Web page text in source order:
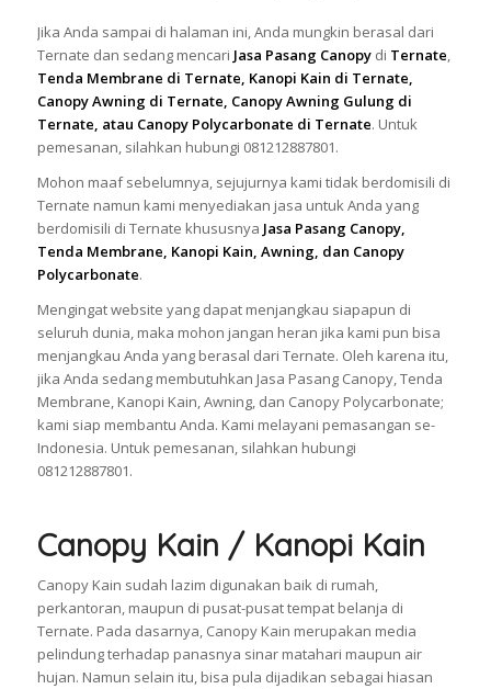
Jika Anda sampai di halaman ini, Anda mungkin berasal dari
Ternate dan sedang mencari Jasa Pasang Canopy di Ternate,
Tenda Membrane di Ternate, Kanopi Kain di Ternate,
Canopy Awning di Ternate, Canopy Awning Gulung di
Ternate, atau Canopy Polycarbonate di Ternate. Untuk
pemesanan, silahkan hubungi 081212887801.
Mohon maaf sebelumnya, sejujurnya kami tidak berdomisili di
Ternate namun kami menyediakan jasa untuk Anda yang
berdomisili di Ternate khususnya Jasa Pasang Canopy,
Tenda Membrane, Kanopi Kain, Awning, dan Canopy
Polycarbonate.
Mengingat website yang dapat menjangkau siapapun di
seluruh dunia, maka mohon jangan heran jika kami pun bisa
menjangkau Anda yang berasal dari Ternate. Oleh karena itu,
jika Anda sedang membutuhkan Jasa Pasang Canopy, Tenda
Membrane, Kanopi Kain, Awning, dan Canopy Polycarbonate;
kami siap membantu Anda. Kami melayani pemasangan se-
Indonesia. Untuk pemesanan, silahkan hubungi
081212887801.
Canopy Kain / Kanopi Kain
Canopy Kain sudah lazim digunakan baik di rumah,
perkantoran, maupun di pusat-pusat tempat belanja di
Ternate. Pada dasarnya, Canopy Kain merupakan media
pelindung terhadap panasnya sinar matahari maupun air
hujan. Namun selain itu, bisa pula dijadikan sebagai hiasan